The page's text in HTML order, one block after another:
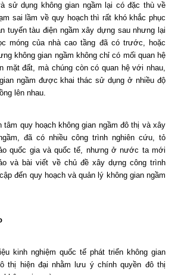
sử dụng không gian ngầm lại có đặc thù về
sai lầm về quy hoạch thì rất khó khắc phục
tuyến tàu điện ngầm xây dựng sau nhưng lại
móng của nhà cao tầng đã có trước, hoặc
không gian ngầm không chỉ có mối quan hệ
mặt đất, mà chúng còn có quan hệ với nhau,
ngầm được khai thác sử dụng ở nhiều độ
lên nhau.
tâm quy hoạch không gian ngầm đô thị và xây
đã có nhiều công trình nghiên cứu, tỏ
quốc gia và quốc tế, nhưng ở nước ta mới
và bài viết về chủ đề xây dựng công trình
đến quy hoạch và quản lý không gian ngầm
kinh nghiệm quốc tế phát triển không gian
thị hiện đại nhằm lưu ý chính quyền đô thị